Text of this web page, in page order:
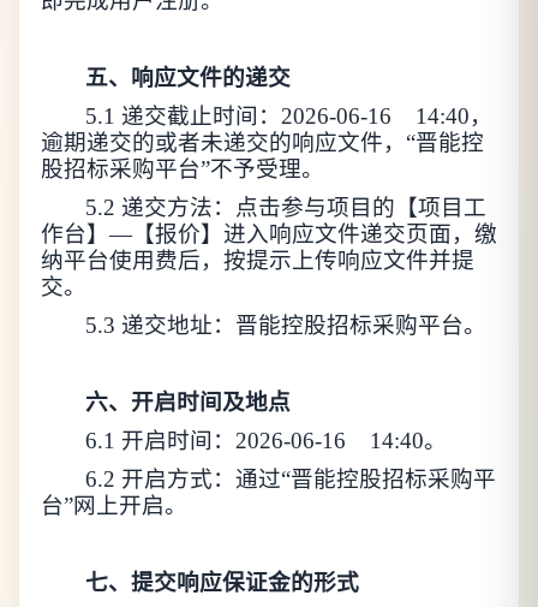
五、响应文件的递交
5.1 递交截止时间：2026-06-16 14:40，
逾期递交的或者未递交的响应文件，“晋能控
股招标采购平台”不予受理。
5.2 递交方法：点击参与项目的【项目工
作台】—【报价】进入响应文件递交页面，缴
纳平台使用费后，按提示上传响应文件并提
交。
5.3 递交地址：晋能控股招标采购平台。
六、开启时间及地点
6.1 开启时间：2026-06-16 14:40。
6.2 开启方式：通过“晋能控股招标采购平
台”网上开启。
七、提交响应保证金的形式